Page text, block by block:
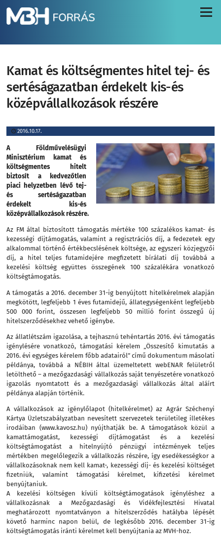
Menü
Kamat és költségmentes hitel tej- és
sertéságazatban érdekelt kis-és
középvállalkozások részére
2016.10.17.
A Földművelésügyi
Minisztérium kamat és
költségmentes hitelt
biztosít a kedvezőtlen
piaci helyzetben lévő tej-
és sertéságazatban
érdekelt kis-és
középvállalkozások részére.
Az FM által biztosított támogatás mértéke 100 százalékos kamat- és
kezességi díjtámogatás, valamint a regisztrációs díj, a fedezetek egy
alkalommal történő értékbecslésének költsége, az egyszeri közjegyzői
díj, a hitel teljes futamidejére megfizetett bírálati díj továbbá a
kezelési költség együttes összegének 100 százalékára vonatkozó
költségtámogatás.
A támogatás a 2016. december 31-ig benyújtott hitelkérelmek alapján
megkötött, legfeljebb 1 éves futamidejű, állategységenként legfeljebb
500 000 forint, összesen legfeljebb 50 millió forint összegű új
hitelszerződésekhez vehető igénybe.
Az állatlétszám igazolása, a tejhasznú tehéntartás 2016. évi támogatás
igénylésére vonatkozó, támogatási kérelem „Összesítő kimutatás a
2016. évi egységes kérelem főbb adatairól” című dokumentum másolati
példánya, továbbá a NÉBIH által üzemeltetett webENAR felületről
letölthető – a mezőgazdasági vállalkozás saját tenyészetére vonatkozó
igazolás nyomtatott és a mezőgazdasági vállalkozás által aláírt
példánya alapján történik.
A vállalkozások az igénylőlapot (hitelkérelmet) az Agrár Széchenyi
Kártya Üzletszabályzatban nevesített szervezetek területileg illetékes
irodáiban (www.kavosz.hu) nyújthatják be. A támogatások közül a
kamattámogatást, kezességi díjtámogatást és a kezelési
költségtámogatást a hitelnyújtó pénzügyi intézmények teljes
mértékben megelőlegezik a vállalkozás részére, így esedékességkor a
vállalkozásoknak nem kell kamat-, kezességi díj- és kezelési költséget
fizetniük, valamint támogatási kérelmet, kifizetési kérelmet
benyújtaniuk.
A kezelési költségen kívüli költségtámogatások igényléshez a
vállalkozásnak a Mezőgazdasági és Vidékfejlesztési Hivatal
meghatározott nyomtatványon a hitelszerződés hatályba lépését
követő harminc napon belül, de legkésőbb 2016. december 31-ig
költségtámogatás iránti kérelmet kell benyújtania az MVH-hoz.